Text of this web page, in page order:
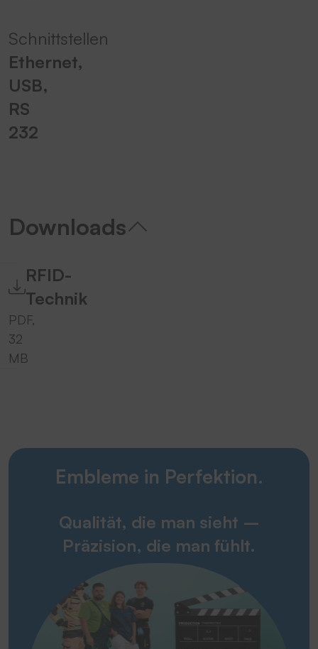
Schnittstellen
Ethernet,
USB,
RS
232
Downloads
RFID-
Technik
PDF,
32
MB
Embleme in Perfektion.
Qualität, die man sieht –
Präzision, die man fühlt.